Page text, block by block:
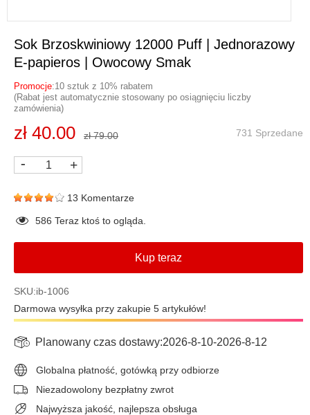
Sok Brzoskwiniowy 12000 Puff | Jednorazowy
E-papieros | Owocowy Smak
Promocje:10 sztuk z 10% rabatem
(Rabat jest automatycznie stosowany po osiągnięciu liczby
zamówienia)
zł 40.00 zł 79.00 731 Sprzedane
- +
13 Komentarze
581 Teraz ktoś to ogląda.
Kup teraz
SKU:ib-1006
Darmowa wysyłka przy zakupie 5 artykułów!
Planowany czas dostawy:2026-8-10-2026-8-12
Globalna płatność, gotówką przy odbiorze
Niezadowolony bezpłatny zwrot
Najwyższa jakość, najlepsza obsługa